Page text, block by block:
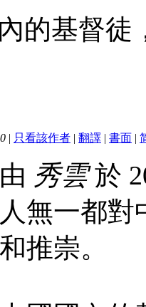
的基督
| 只看該作者 | 翻譯 | 書面 |
秀雲於
無一都對
推崇。